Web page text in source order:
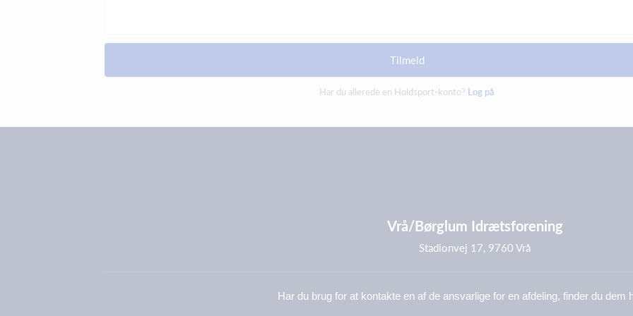
Tilmeld
Har du allerede en Holdsport-konto? Log på
Vrå/Børglum Idrætsforening
Stadionvej 17, 9760 Vrå
Har du brug for at kontakte en af de ansvarlige for en afdeling, finder du dem